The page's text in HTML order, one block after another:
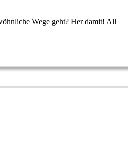
Wege geht? Her damit! All